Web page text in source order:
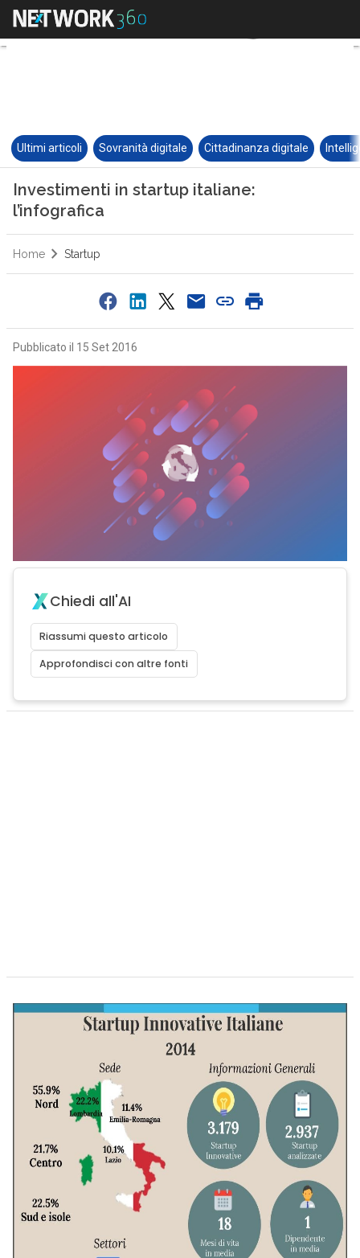
Ultimi articoli Sovranità digitale Cittadinanza digitale
Investimenti in startup italiane:
l’infografica
Home Startup
Pubblicato il 15 Set 2016
Chiedi all'AI
Riassumi questo articolo
Approfondisci con altre fonti